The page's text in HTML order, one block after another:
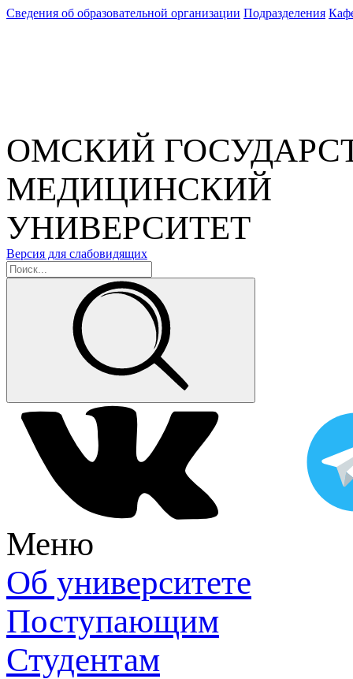
Сведения об образовательной организации Подразделения
ОМСКИЙ
МЕДИЦИНСКИЙ
УНИВЕРСИТЕТ
Версия для слабовидящих
Меню
Об университете
Поступающим
Студентам